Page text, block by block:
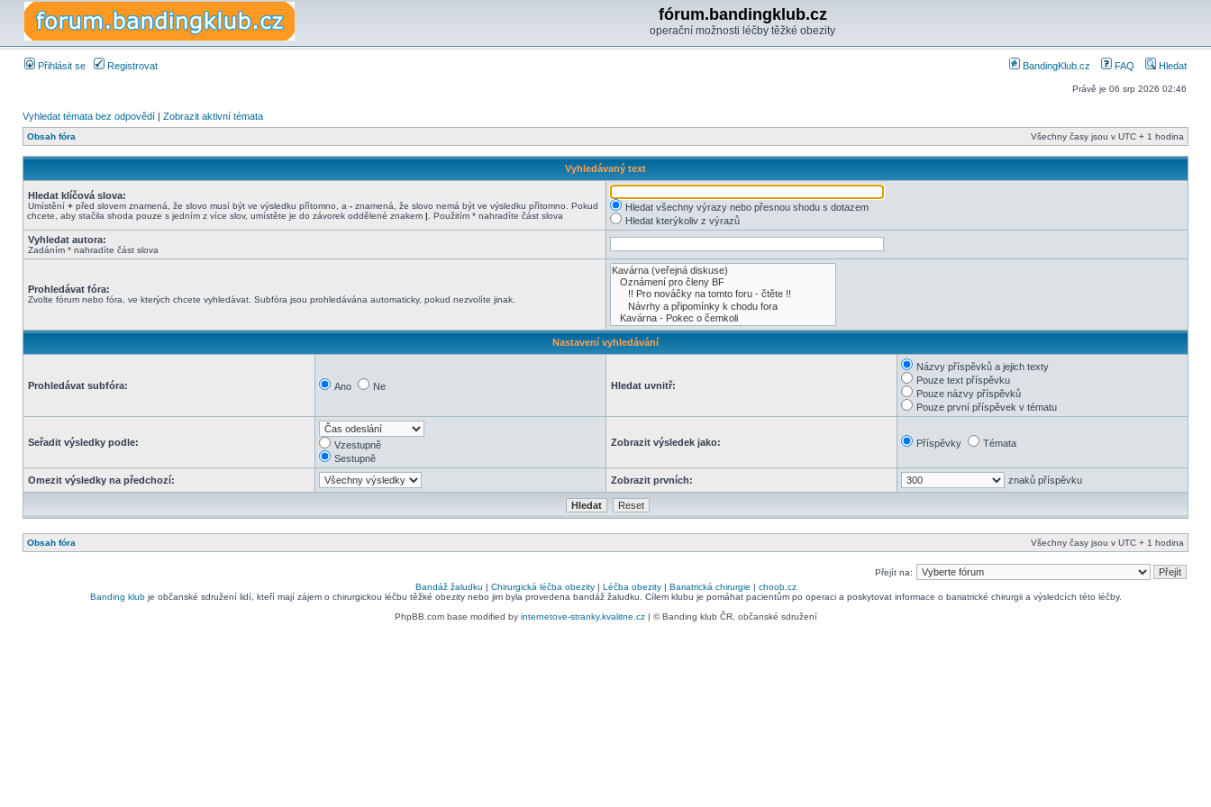
fórum.bandingklub.cz
operační možnosti léčby těžké obezity
Přihlásit se Registrovat BandingKlub.cz FAQ Hledat
Právě je 06 srp 2026 02:46
Vyhledat témata bez odpovědí | Zobrazit aktivní témata
Obsah fóra Všechny časy jsou v UTC + 1 hodina
Vyhledávaný text
Hledat klíčová slova:
Umístění + před slovem znamená, že slovo musí být ve výsledku přítomno, a - znamená, že slovo nemá být ve výsledku přítomno. Pokud
chcete, aby stačila shoda pouze s jedním z více slov, umístěte je do závorek oddělené znakem | . Použitím * nahradíte část slova
Hledat všechny výrazy nebo přesnou shodu s dotazem
Hledat kterýkoliv z výrazů
Vyhledat autora:
Zadáním * nahradíte část slova
Prohledávat fóra:
Zvolte fórum nebo fóra, ve kterých chcete vyhledávat. Subfóra jsou prohledávána automaticky, pokud nezvolíte jinak.
Nastavení vyhledávání
Prohledávat subfóra: Ano Ne Hledat uvnitř:
Názvy příspěvků a jejich texty
Pouze text příspěvku
Pouze názvy příspěvků
Pouze první příspěvek v tématu
Seřadit výsledky podle:
Vzestupně
Sestupně
Zobrazit výsledek jako: Příspěvky Témata
Omezit výsledky na předchozí: Zobrazit prvních: znaků příspěvku
Obsah fóra Všechny časy jsou v UTC + 1 hodina
Přejít na:
Bandáž žaludku | Chirurgická léčba obezity| Léčba obezity| Bariatrická chirurgie | choob.cz
Banding klubje občanské sdružení lidí, kteří mají zájem o chirurgickou léčbu těžké obezity nebo jim byla provedena bandáž žaludku. Cílem klubu je pomáhat pacientům po operaci a poskytovat informace o bariatrické chirurgii a výsledcích této léčby.
PhpBB.com base modified by internetove-stranky.kvalitne.cz| © Banding klub ČR, občanské sdružení